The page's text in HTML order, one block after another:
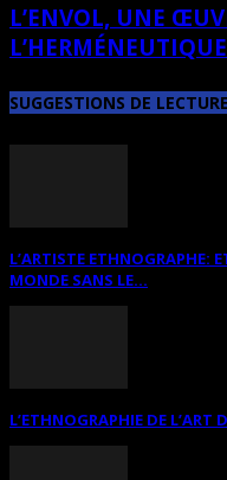
L’ENVOL, UNE
SUGGESTIONS DE
L’ARTISTE ETHNOGRAPHE:
MONDE SANS LE...
L’ETHNOGRAPHIE DE L’ART